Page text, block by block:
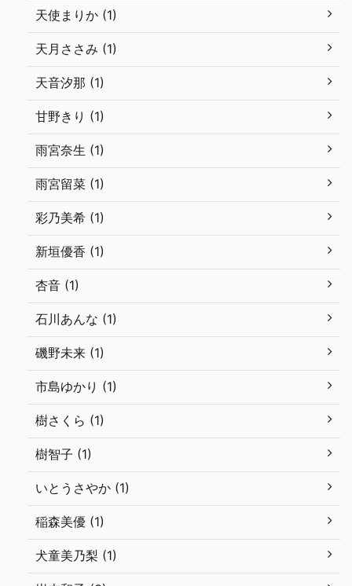
天使まりか (1)
天月ささみ (1)
天音汐那 (1)
甘野きり (1)
雨宮奈生 (1)
雨宮留菜 (1)
彩乃美希 (1)
新垣優香 (1)
杏音 (1)
石川あんな (1)
磯野未来 (1)
市島ゆかり (1)
樹さくら (1)
樹智子 (1)
いとうさやか (1)
稲森美優 (1)
犬童美乃梨 (1)